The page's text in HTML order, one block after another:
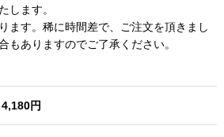
します。
ます。稀に時間差で、ご注文を頂きまし
もありますのでご了承ください。
4,180円